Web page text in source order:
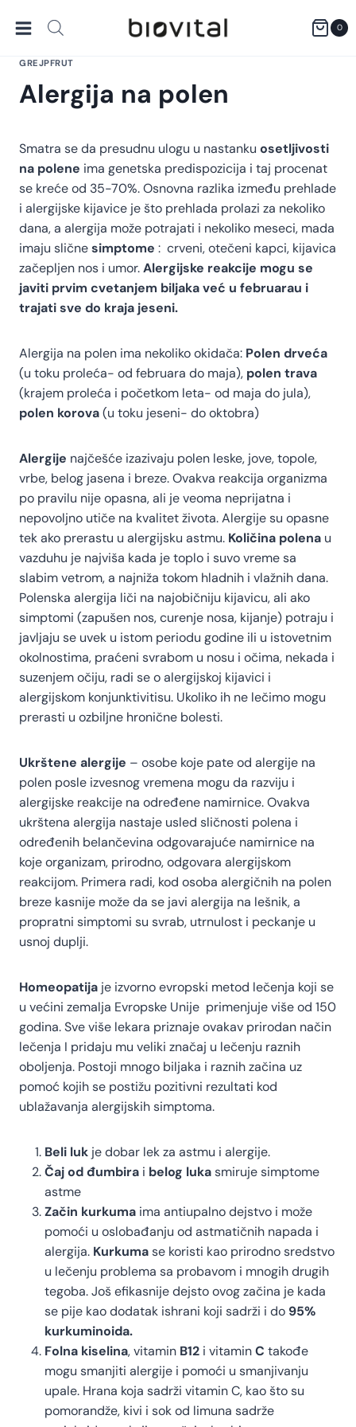
0
GREJPFRUT
Alergija na polen
Smatra se da presudnu ulogu u nastanku osetljivosti
na polene ima genetska predispozicija i taj procenat
se kreće od 35-70%. Osnovna razlika između prehlade
i alergijske kijavice je što prehlada prolazi za nekoliko
dana, a alergija može potrajati i nekoliko meseci, mada
imaju sličnesimptome : crveni, otečeni kapci, kijavica
začepljen nos i umor.Alergijske reakcije mogu se
javiti prvim cvetanjem biljaka već u februarau i
trajati sve do kraja jeseni.
Alergija na polen ima nekoliko okidača: Polen drveća
(u toku proleća- od februara do maja), polen trava
(krajem proleća i početkom leta- od maja do jula),
polen korova(u toku jeseni- do oktobra)
Alergije najčešće izazivaju polen leske, jove, topole,
vrbe, belog jasena i breze. Ovakva reakcija organizma
po pravilu nije opasna, ali je veoma neprijatna i
nepovoljno utiče na kvalitet života. Alergije su opasne
tek ako prerastu u alergijsku astmu. Količina polena u
vazduhu je najviša kada je toplo i suvo vreme sa
slabim vetrom, a najniža tokom hladnih i vlažnih dana.
Polenska alergija liči na najobičniju kijavicu, ali ako
simptomi (zapušen nos, curenje nosa, kijanje) potraju i
javljaju se uvek u istom periodu godine ili u istovetnim
okolnostima, praćeni svrabom u nosu i očima, nekada i
suzenjem očiju, radi se o alergijskoj kijavici i
alergijskom konjunktivitisu. Ukoliko ih ne lečimo mogu
prerasti u ozbiljne hronične bolesti.
Ukrštene alergije – osobe koje pate od alergije na
polen posle izvesnog vremena mogu da razviju i
alergijske reakcije na određene namirnice. Ovakva
ukrštena alergija nastaje usled sličnosti polena i
određenih belančevina odgovarajuće namirnice na
koje organizam, prirodno, odgovara alergijskom
reakcijom. Primera radi, kod osoba alergičnih na polen
breze kasnije može da se javi alergija na lešnik, a
propratni simptomi su svrab, utrnulost i peckanje u
usnoj duplji.
Homeopatija je izvorno evropski metod lečenja koji se
u većini zemalja Evropske Unije primenjuje više od 150
godina. Sve više lekara priznaje ovakav prirodan način
lečenja I pridaju mu veliki značaj u lečenju raznih
oboljenja. Postoji mnogo biljaka i raznih začina uz
pomoć kojih se postižu pozitivni rezultati kod
ublažavanja alergijskih simptoma.
Beli luk je dobar lek za astmu i alergije.
Čaj od đumbira i belog lukasmiruje simptome
astme
Začin kurkuma ima antiupalno dejstvo i može
pomoći u oslobađanju od astmatičnih napada i
alergija. Kurkumase koristi kao prirodno sredstvo
u lečenju problema sa probavom i mnogih drugih
tegoba. Još efikasnije dejsto ovog začina je kada
se pije kao dodatak ishrani koji sadrži i do 95%
kurkuminoida.
Folna kiselina, vitamin B12 i vitaminC takođe
mogu smanjiti alergije i pomoći u smanjivanju
upale. Hrana koja sadrži vitamin C, kao što su
pomorandže, kivi i sok od limuna sadrže